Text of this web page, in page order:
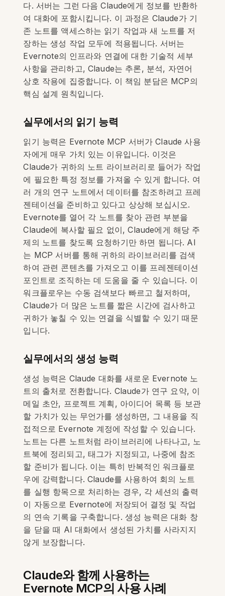
다. 서버는 그런 다음 Claude에게 정보를 반환하
여 대화에 포함시킵니다. 이 과정은 Claude가 기
존 노트를 액세스하는 읽기 작업과 새 노트를 저
장하는 생성 작업 모두에 적용됩니다. 서버는
Evernote의 인프라와 연결에 대한 기술적 세부
사항을 관리하고, Claude는 추론, 분석, 자연어
상호 작용에 집중합니다. 이 책임 분담은 MCP의
핵심 설계 원칙입니다.
실무에서의 읽기 능력
읽기 능력은 Evernote MCP 서버가 Claude 사용
자에게 매우 가치 있는 이유입니다. 이것은
Claude가 귀하의 노트 라이브러리로 들어가 작업
에 필요한 특정 정보를 가져올 수 있게 합니다. 여
러 개의 연구 노트에서 데이터를 참조하려고 프레
젠테이션을 준비하고 있다고 상상해 보십시오.
Evernote를 열어 각 노트를 찾아 관련 부분을
Claude에 복사할 필요 없이, Claude에게 해당 주
제의 노트를 찾도록 요청하기만 하면 됩니다. AI
는 MCP 서버를 통해 귀하의 라이브러리를 검색
하여 관련 콘텐츠를 가져오고 이를 프레젠테이션
포인트로 조직하는 데 도움을 줄 수 있습니다. 이
워크플로우는 수동 검색보다 빠르고 철저하며,
Claude가 더 많은 노트를 짧은 시간에 검사하고
귀하가 놓칠 수 있는 연결을 식별할 수 있기 때문
입니다.
실무에서의 생성 능력
생성 능력은 Claude 대화를 새로운 Evernote 노
트의 출처로 전환합니다. Claude가 연구 요약, 이
메일 초안, 프로젝트 계획, 아이디어 목록 등 보관
할 가치가 있는 무언가를 생성하면, 그 내용을 직
접적으로 Evernote 계정에 작성할 수 있습니다.
노트는 다른 노트처럼 라이브러리에 나타나고, 노
트북에 정리되고, 태그가 지정되고, 나중에 참조
할 준비가 됩니다. 이는 특히 반복적인 워크플로
우에 강력합니다. Claude를 사용하여 회의 노트
를 실행 항목으로 처리하는 경우, 각 세션의 출력
이 자동으로 Evernote에 저장되어 결정 및 작업
의 연속 기록을 구축합니다. 생성 능력은 대화 창
을 닫을 때 AI 대화에서 생성된 가치를 사라지지
않게 보장합니다.
Claude와 함께 사용하는
Evernote MCP의 사용 사례